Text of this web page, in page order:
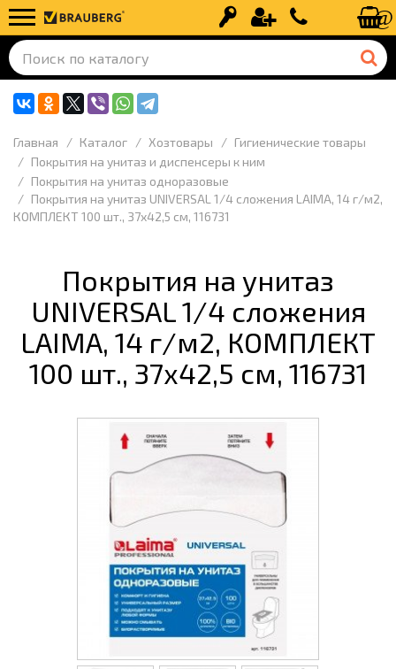
Вход Регистрация+7 (499) 110-
Главная Каталог Хозтовары
Гигиенические товары
Покрытия на унитаз и диспенсеры к ним
Покрытия на унитаз одноразовые
Покрытия на унитаз UNIVERSAL 1/4 сложения LAIMA, 14 г/м2,
КОМПЛЕКТ 100 шт., 37х42,5 см, 116731
Покрытия на унитаз
UNIVERSAL 1/4 сложения
LAIMA, 14 г/м2, КОМПЛЕКТ
100 шт., 37х42,5 см, 116731